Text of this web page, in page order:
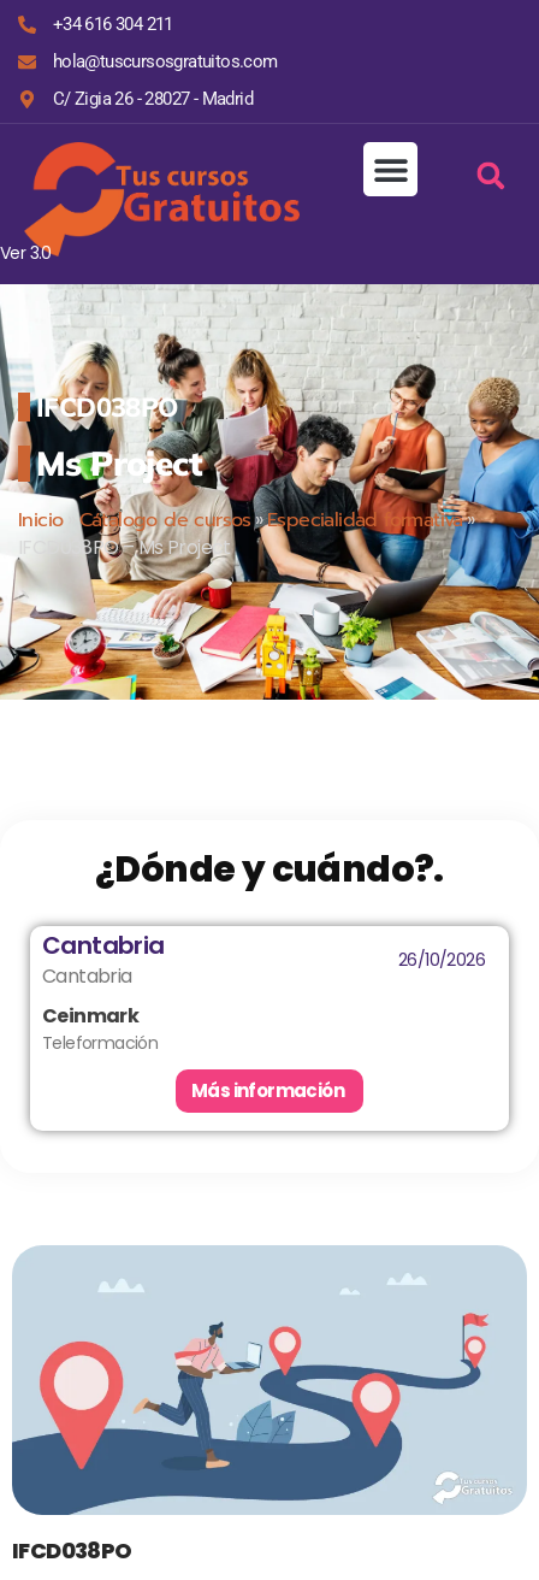
+34 616 304 211
hola@tuscursosgratuitos.com
C/ Zigia 26 - 28027 - Madrid
Ver 3.0
IFCD038PO
Ms Project
Inicio»Cátalogo de cursos»Especialidad formativa»
IFCD038PO – Ms Project
¿Dónde y cuándo?.
Cantabria
Cantabria
26/10/2026
Ceinmark
Teleformación
Más información
IFCD038PO